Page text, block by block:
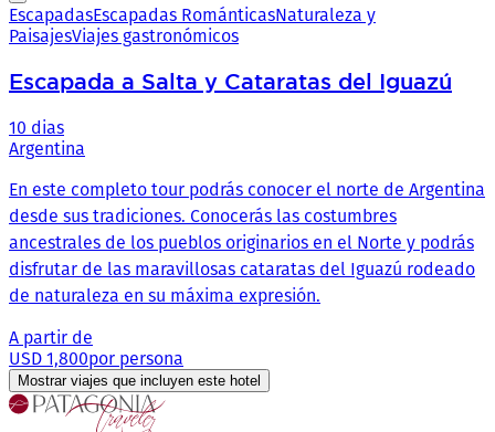
EscapadasEscapadas RománticasNaturaleza y
PaisajesViajes gastronómicos
Escapada a Salta y Cataratas del Iguazú
10 dias
Argentina
En este completo tour podrás conocer el norte de Argentina
desde sus tradiciones. Conocerás las costumbres
ancestrales de los pueblos originarios en el Norte y podrás
disfrutar de las maravillosas cataratas del Iguazú rodeado
de naturaleza en su máxima expresión.
A partir de
USD 1,800por persona
Mostrar viajes que incluyen este hotel